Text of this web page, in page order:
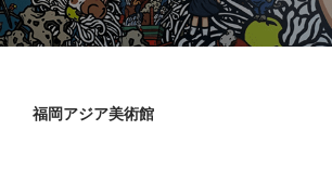
福岡アジア美術館